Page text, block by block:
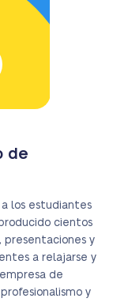
de
los estudiantes
cientos
presentaciones y
a relajarse y
de
y